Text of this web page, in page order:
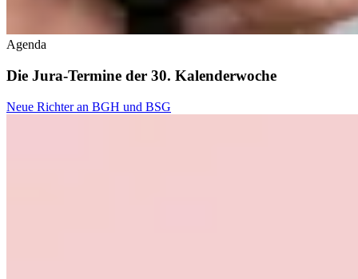
Agenda
Die Jura-Termine der 30. Kalenderwoche
Neue Richter an BGH und BSG